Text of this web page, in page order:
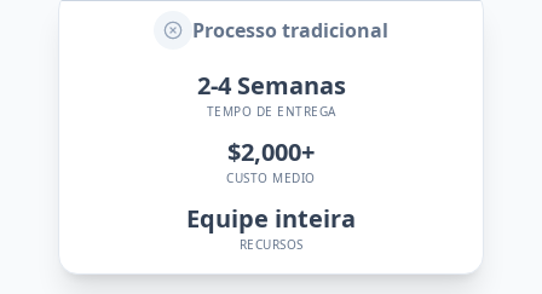
Processo tradicional
2-4 Semanas
TEMPO DE ENTREGA
$2,000+
CUSTO MEDIO
Equipe inteira
RECURSOS